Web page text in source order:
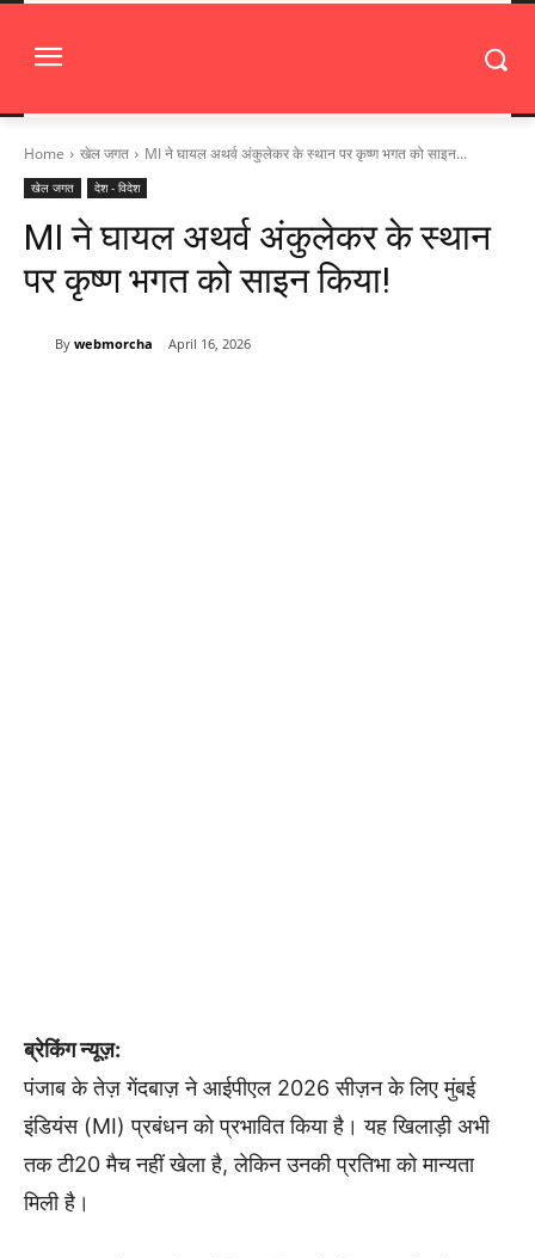
Home खेल जगत MI ने घायल अथर्व अंकुलेकर के स्थान पर कृष्ण भगत को साइन...
खेल जगत देश - विदेश
MI ने घायल अथर्व अंकुलेकर के स्थान
पर कृष्ण भगत को साइन किया!
By webmorcha April 16, 2026
ब्रेकिंग न्यूज़:
पंजाब के तेज़ गेंदबाज़ ने आईपीएल 2026 सीज़न के लिए मुंबई
इंडियंस (MI) प्रबंधन को प्रभावित किया है। यह खिलाड़ी अभी
तक टी20 मैच नहीं खेला है, लेकिन उनकी प्रतिभा को मान्यता
मिली है।